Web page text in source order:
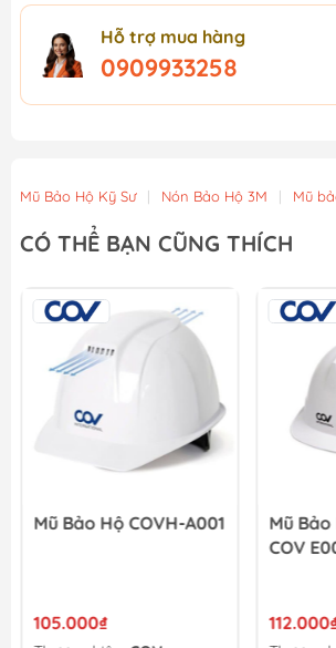
Hỗ trợ mua hàng
0909933258
Mũ Bảo Hộ Kỹ Sư | Nón Bảo Hộ 3M | Mũ
CÓ THỂ BẠN CŨNG THÍCH
Mũ Bảo Hộ COVH-A001
105.000₫
Mũ
COV